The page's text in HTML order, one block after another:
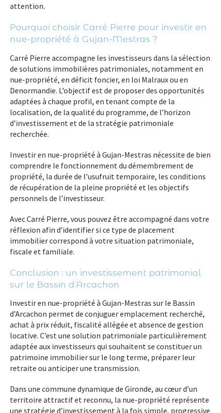
attention.
Pourquoi choisir Carré Pierre pour investir en
nue-propriété à Gujan-Mestras ?
Carré Pierre accompagne les investisseurs dans la sélection
de solutions immobilières patrimoniales, notamment en
nue-propriété, en déficit foncier, en loi Malraux ou en
Denormandie. L’objectif est de proposer des opportunités
adaptées à chaque profil, en tenant compte de la
localisation, de la qualité du programme, de l’horizon
d’investissement et de la stratégie patrimoniale
recherchée.
Investir en nue-propriété à Gujan-Mestras nécessite de bien
comprendre le fonctionnement du démembrement de
propriété, la durée de l’usufruit temporaire, les conditions
de récupération de la pleine propriété et les objectifs
personnels de l’investisseur.
Avec Carré Pierre, vous pouvez être accompagné dans votre
réflexion afin d’identifier si ce type de placement
immobilier correspond à votre situation patrimoniale,
fiscale et familiale.
Conclusion : un investissement patrimonial
sur le Bassin d’Arcachon
Investir en nue-propriété à Gujan-Mestras sur le Bassin
d’Arcachon permet de conjuguer emplacement recherché,
achat à prix réduit, fiscalité allégée et absence de gestion
locative. C’est une solution patrimoniale particulièrement
adaptée aux investisseurs qui souhaitent se constituer un
patrimoine immobilier sur le long terme, préparer leur
retraite ou anticiper une transmission.
Dans une commune dynamique de Gironde, au cœur d’un
territoire attractif et reconnu, la nue-propriété représente
une stratégie d’investissement à la fois simple, progressive